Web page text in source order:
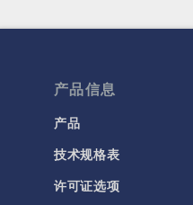
产品信息
产品
技术规格表
许可证选项